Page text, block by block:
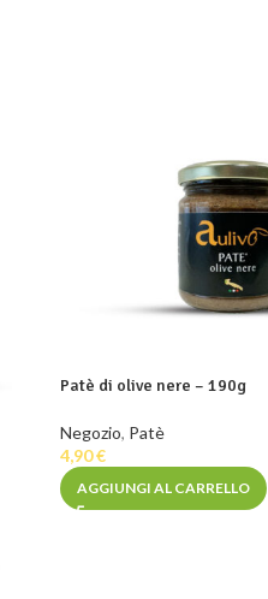
Patè di olive nere – 190g
Negozio, Patè
4,90€
AGGIUNGI AL CARRELLO